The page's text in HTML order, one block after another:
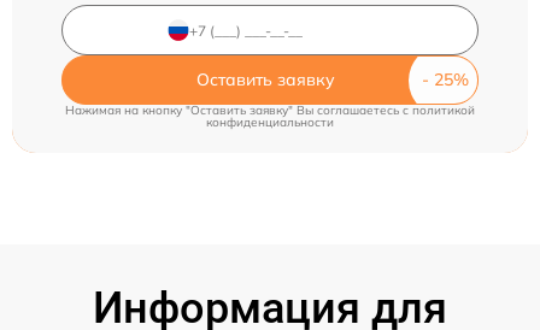
Оставить заявку
Нажимая на кнопку "Оставить заявку" Вы соглашаетесь cполитикой
конфиденциальности
Информация для